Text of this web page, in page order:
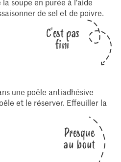
de sel et de poivre.
C'est pas
fini
une poêle antiadhésive
et le réserver. Effeuiller la
Presque
au bout